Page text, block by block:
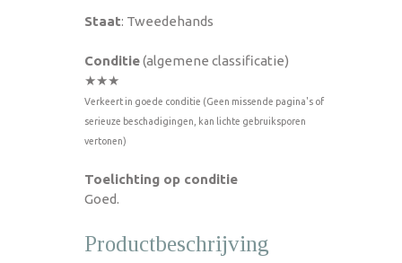
Staat: Tweedehands
Conditie(algemene classificatie)
★★★
Verkeert in goede conditie (Geen missende pagina's of
serieuze beschadigingen, kan lichte gebruiksporen
vertonen)
Toelichting op conditie
Goed.
Productbeschrijving